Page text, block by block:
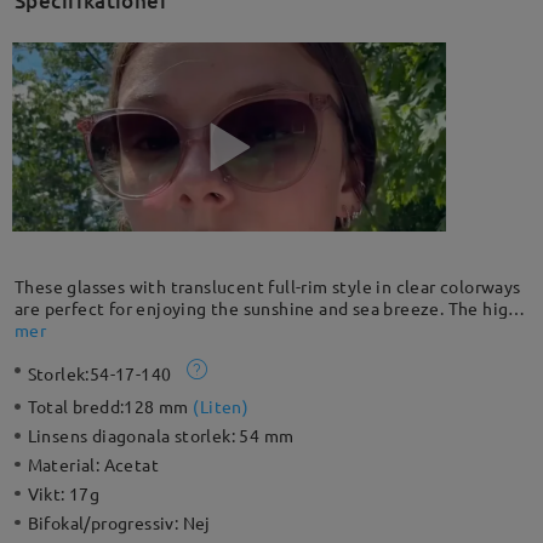
These glasses with translucent full-rim style in clear colorways
are perfect for enjoying the sunshine and sea breeze. The high-
quality acetate material makes them sturdy and durable. It
every sunny day.
mer
Storlek:54-17-140
Total bredd:128 mm (Liten)
Linsens diagonala storlek: 54 mm
Material: Acetat
Vikt: 17g
Bifokal/progressiv: Nej